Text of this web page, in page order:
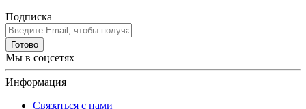
Подписка
Готово
Мы в соцсетях
Информация
Связаться с нами